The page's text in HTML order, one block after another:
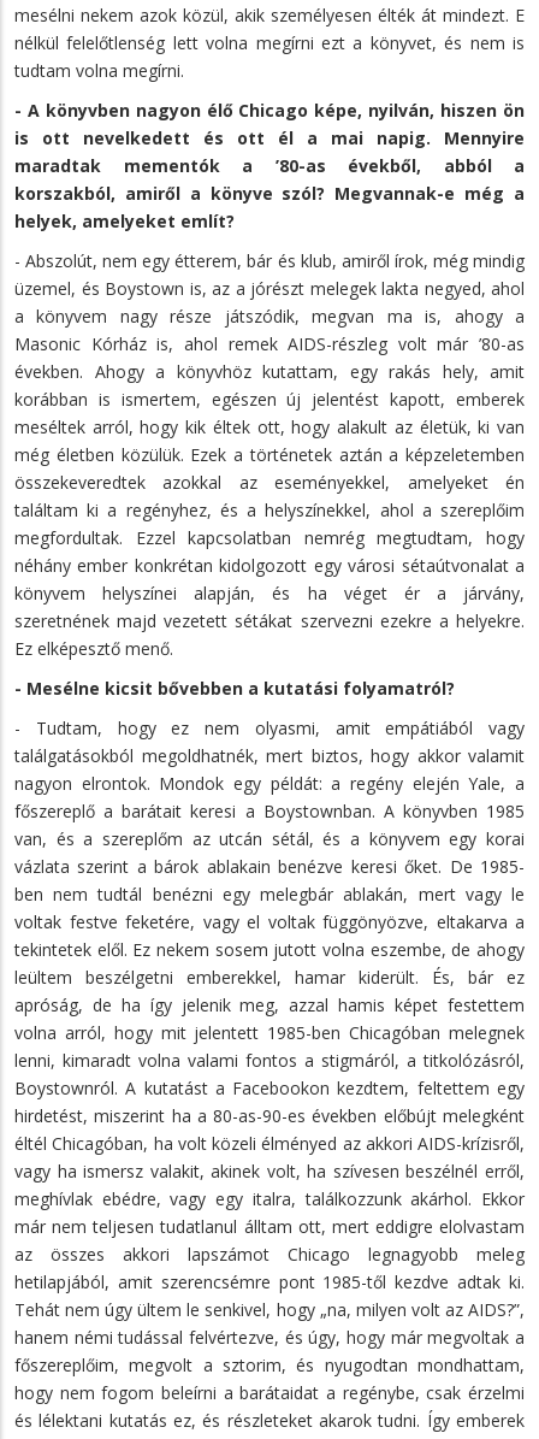
mesélni nekem azok közül, akik személyesen élték át mindezt. E
nélkül felelőtlenség lett volna megírni ezt a könyvet, és nem is
tudtam volna megírni.
- A könyvben nagyon élő Chicago képe, nyilván, hiszen ön
is ott nevelkedett és ott él a mai napig. Mennyire
maradtak mementók a ’80-as évekből, abból a
korszakból, amiről a könyve szól? Megvannak-e még a
helyek, amelyeket említ?
- Abszolút, nem egy étterem, bár és klub, amiről írok, még mindig
üzemel, és Boystown is, az a jórészt melegek lakta negyed, ahol
a könyvem nagy része játszódik, megvan ma is, ahogy a
Masonic Kórház is, ahol remek AIDS-részleg volt már ’80-as
években. Ahogy a könyvhöz kutattam, egy rakás hely, amit
korábban is ismertem, egészen új jelentést kapott, emberek
meséltek arról, hogy kik éltek ott, hogy alakult az életük, ki van
még életben közülük. Ezek a történetek aztán a képzeletemben
összekeveredtek azokkal az eseményekkel, amelyeket én
találtam ki a regényhez, és a helyszínekkel, ahol a szereplőim
megfordultak. Ezzel kapcsolatban nemrég megtudtam, hogy
néhány ember konkrétan kidolgozott egy városi sétaútvonalat a
könyvem helyszínei alapján, és ha véget ér a járvány,
szeretnének majd vezetett sétákat szervezni ezekre a helyekre.
Ez elképesztő menő.
- Mesélne kicsit bővebben a kutatási folyamatról?
- Tudtam, hogy ez nem olyasmi, amit empátiából vagy
találgatásokból megoldhatnék, mert biztos, hogy akkor valamit
nagyon elrontok. Mondok egy példát: a regény elején Yale, a
főszereplő a barátait keresi a Boystownban. A könyvben 1985
van, és a szereplőm az utcán sétál, és a könyvem egy korai
vázlata szerint a bárok ablakain benézve keresi őket. De 1985-
ben nem tudtál benézni egy melegbár ablakán, mert vagy le
voltak festve feketére, vagy el voltak függönyözve, eltakarva a
tekintetek elől. Ez nekem sosem jutott volna eszembe, de ahogy
leültem beszélgetni emberekkel, hamar kiderült. És, bár ez
apróság, de ha így jelenik meg, azzal hamis képet festettem
volna arról, hogy mit jelentett 1985-ben Chicagóban melegnek
lenni, kimaradt volna valami fontos a stigmáról, a titkolózásról,
Boystownról. A kutatást a Facebookon kezdtem, feltettem egy
hirdetést, miszerint ha a 80-as-90-es években előbújt melegként
éltél Chicagóban, ha volt közeli élményed az akkori AIDS-krízisről,
vagy ha ismersz valakit, akinek volt, ha szívesen beszélnél erről,
meghívlak ebédre, vagy egy italra, találkozzunk akárhol. Ekkor
már nem teljesen tudatlanul álltam ott, mert eddigre elolvastam
az összes akkori lapszámot Chicago legnagyobb meleg
hetilapjából, amit szerencsémre pont 1985-től kezdve adtak ki.
Tehát nem úgy ültem le senkivel, hogy „na, milyen volt az AIDS?”,
hanem némi tudással felvértezve, és úgy, hogy már megvoltak a
főszereplőim, megvolt a sztorim, és nyugodtan mondhattam,
hogy nem fogom beleírni a barátaidat a regénybe, csak érzelmi
és lélektani kutatás ez, és részleteket akarok tudni. Így emberek